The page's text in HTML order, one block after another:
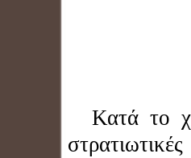
Κατά το